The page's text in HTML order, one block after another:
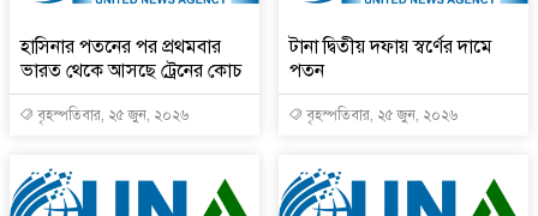
হাসিনার পতনের পর প্রথমবার
ভারত থেকে আসছে ট্রেনের কোচ
বৃহস্পতিবার, ২৫ জুন, ২০২৬
টানা দ্বিতীয় দফায় স্বর্ণের দামে
পতন
বৃহস্পতিবার, ২৫ জুন, ২০২৬